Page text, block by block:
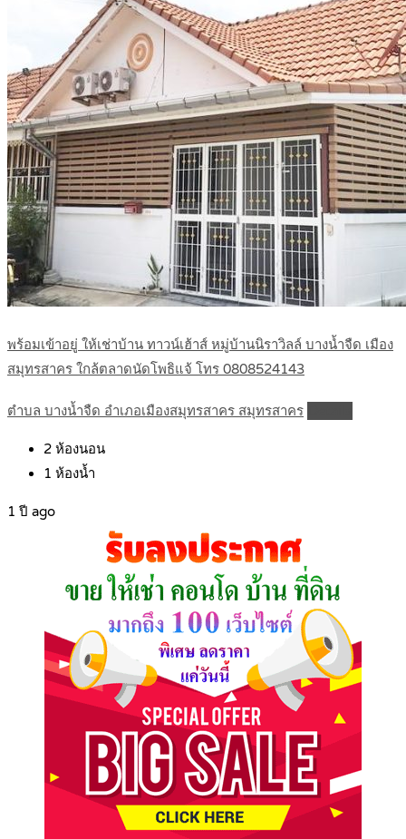
พร้อมเข้าอยู่ ให้เช่าบ้าน ทาวน์เฮ้าส์ หมู่บ้านนิราวิลล์ บางน้ำจืด เมือง
สมุทรสาคร ใกล้ตลาดนัดโพธิแจ้ โทร 0808524143
ตำบล บางน้ำจืด อำเภอเมืองสมุทรสาคร สมุทรสาคร
2 ห้องนอน
1 ห้องน้ำ
1 ปี ago